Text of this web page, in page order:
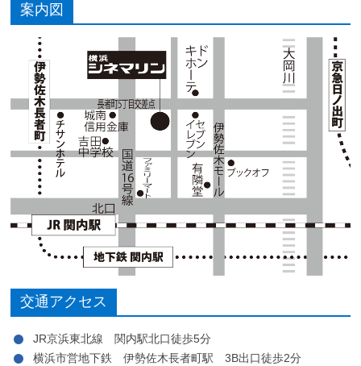
案内図
交通アクセス
JR京浜東北線 関内駅北口徒歩5分
横浜市営地下鉄 伊勢佐木長者町駅 3B出口徒歩2分